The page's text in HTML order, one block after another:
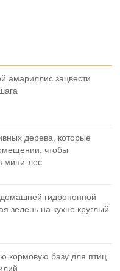
амариллис зацвести
дерева, которые
чтобы
мини-лес
гидропонной
зелень на кухне круглый
кормовую базу для птиц